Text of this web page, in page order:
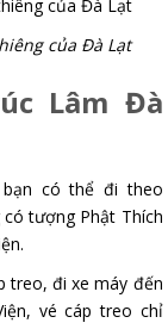
của Đà Lạt
Lâm Đà
bạn có thể đi theo
tượng Phật Thích
treo, đi xe máy đến
vé cáp treo chỉ